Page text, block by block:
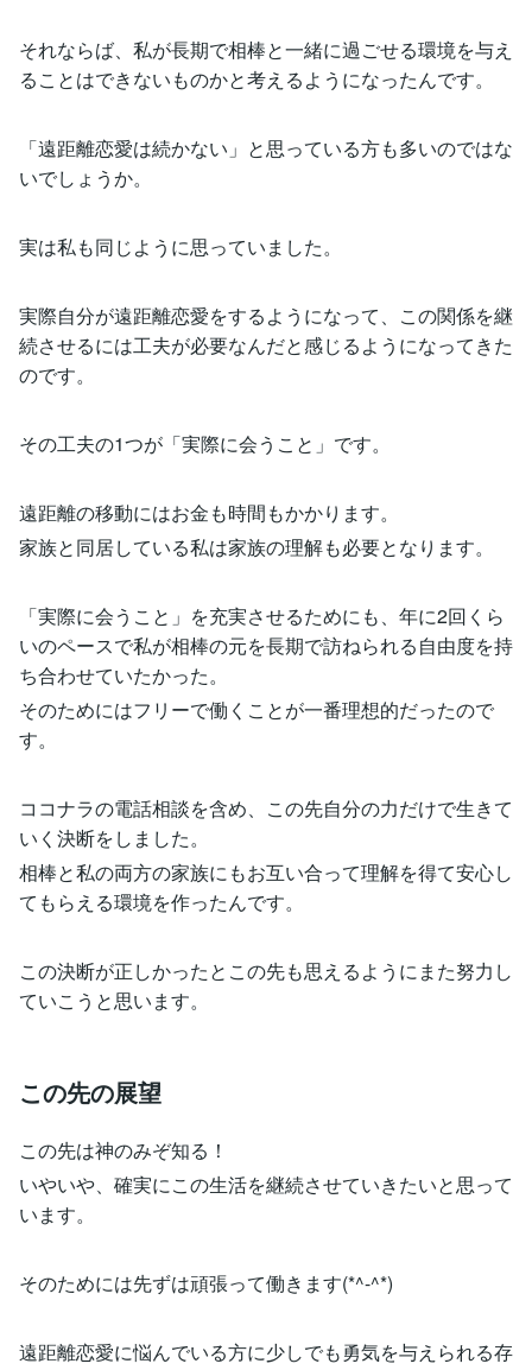
それならば、私が長期で相棒と一緒に過ごせる環境を与え
ることはできないものかと考えるようになったんです。
「遠距離恋愛は続かない」と思っている方も多いのではな
いでしょうか。
実は私も同じように思っていました。
実際自分が遠距離恋愛をするようになって、この関係を継
続させるには工夫が必要なんだと感じるようになってきた
のです。
その工夫の1つが「実際に会うこと」です。
遠距離の移動にはお金も時間もかかります。
家族と同居している私は家族の理解も必要となります。
「実際に会うこと」を充実させるためにも、年に2回くら
いのペースで私が相棒の元を長期で訪ねられる自由度を持
ち合わせていたかった。
そのためにはフリーで働くことが一番理想的だったので
す。
ココナラの電話相談を含め、この先自分の力だけで生きて
いく決断をしました。
相棒と私の両方の家族にもお互い合って理解を得て安心し
てもらえる環境を作ったんです。
この決断が正しかったとこの先も思えるようにまた努力し
ていこうと思います。
この先の展望
この先は神のみぞ知る！
いやいや、確実にこの生活を継続させていきたいと思って
います。
そのためには先ずは頑張って働きます(*^-^*)
遠距離恋愛に悩んでいる方に少しでも勇気を与えられる存